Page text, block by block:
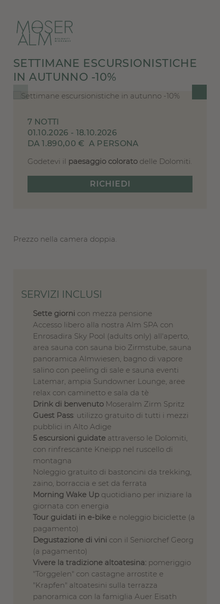
SETTIMANE ESCURSIONISTICHE
IN AUTUNNO -10%
7 NOTTI
01.10.2026 - 18.10.2026
DA 1.890,00 € A PERSONA
Godetevi il paesaggio coloratodelle Dolomiti.
RICHIEDI
Prezzo nella camera doppia.
SERVIZI INCLUSI
Sette giorni con mezza pensione
Accesso libero alla nostra Alm SPA con
Enrosadira Sky Pool (adults only) all'aperto,
area sauna con sauna bio Zirmstube, sauna
panoramica Almwiesen, bagno di vapore
salino con peeling di sale e sauna eventi
Latemar, ampia Sundowner Lounge, aree
relax con caminetto e sala da tè
Drink di benvenuto Moseralm Zirm Spritz
Guest Pass: utilizzo gratuito di tutti i mezzi
pubblici in Alto Adige
5 escursioni guidate attraverso le Dolomiti,
con rinfrescante Kneipp nel ruscello di
montagna
Noleggio gratuito di bastoncini da trekking,
zaino, borraccia e set da ferrata
Morning Wake Up quotidiano per iniziare la
giornata con energia
Tour guidati in e-bike e noleggio biciclette (a
pagamento)
Degustazione di vini con il Seniorchef Georg
(a pagamento)
Vivere la tradizione altoatesina: pomeriggio
"Törggelen" con castagne arrostite e
"Krapfen" altoatesini sulla terrazza
panoramica con la famiglia Auer Eisath